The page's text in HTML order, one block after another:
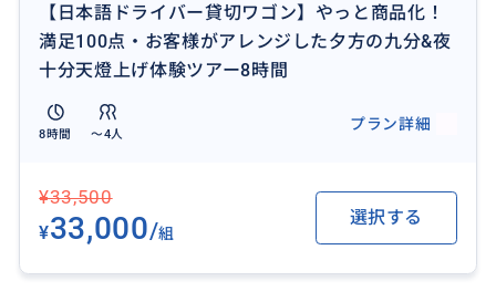
間がございましたら、「寧夏夜市」もご案内したしま
す。
台湾2025年旧正月期間(1/25～2/2)料金調整は下記の通
りとなります。
旧正月料金は下記のリンクまでご予約をお進みくださ
いませ。
【日本語ドライバー貸切ワゴン】やっと商品化！
満足100点・お客様がアレンジした夕方の九分&夜
十分天燈上げ体験ツアー8時間
8時間 〜4人
プラン詳細
¥33,500
¥33,000/組
選択する